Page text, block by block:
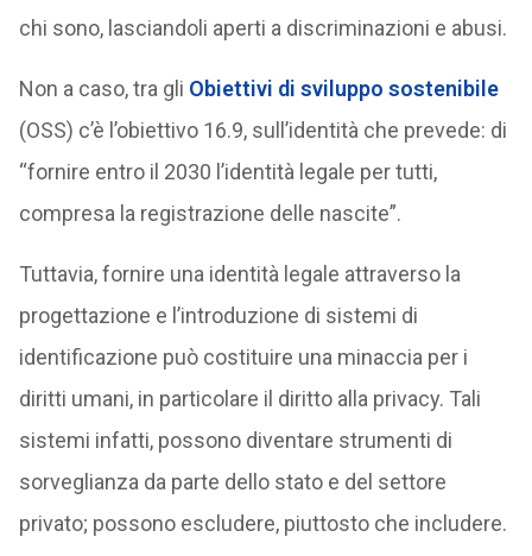
chi sono, lasciandoli aperti a discriminazioni e abusi.
Non a caso, tra gli Obiettivi di sviluppo sostenibile
(OSS) c’è l’obiettivo 16.9, sull’identità che prevede: di
“fornire entro il 2030 l’identità legale per tutti,
compresa la registrazione delle nascite”.
Tuttavia, fornire una identità legale attraverso la
progettazione e l’introduzione di sistemi di
identificazione può costituire una minaccia per i
diritti umani, in particolare il diritto alla privacy. Tali
sistemi infatti, possono diventare strumenti di
sorveglianza da parte dello stato e del settore
privato; possono escludere, piuttosto che includere.